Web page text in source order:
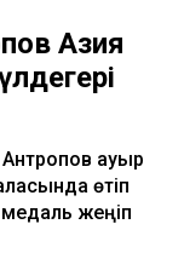
Азия
Антропов ауыр
өтіп
жеңіп